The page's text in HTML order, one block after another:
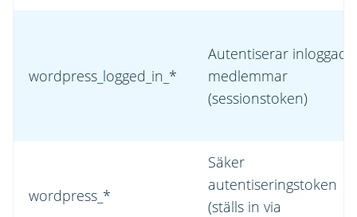
wordpress_logged_in_*
Autentiserar inloggade
medlemmar
(sessionstoken)
wordpress_*
Säker
autentiseringstoken
(ställs in via